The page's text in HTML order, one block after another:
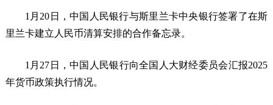
1月20日，中国人民银行与斯里兰卡中央银行签署了在斯
里兰卡建立人民币清算安排的合作备忘录。
1月27日，中国人民银行向全国人大财经委员会汇报2025
年货币政策执行情况。